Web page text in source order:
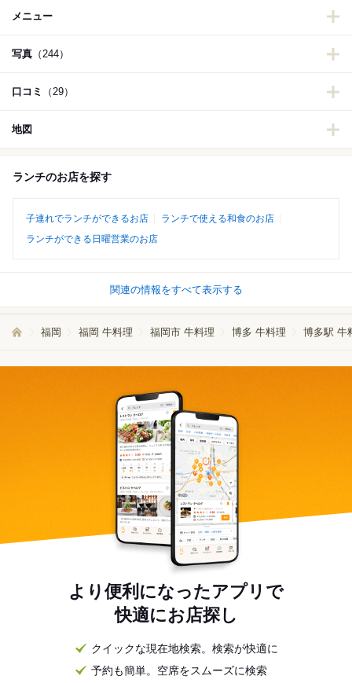
メニュー
写真 （244）
口コミ （29）
地図
ランチのお店を探す
子連れでランチができるお店
ランチで使える和食のお店
ランチができる日曜営業のお店
関連の情報をすべて表示する
福岡 福岡 牛料理 福岡市 牛料理 博多 牛料理 博多駅 牛
より便利になったアプリで
快適にお店探し
クイックな現在地検索。検索が快適に
予約も簡単。空席をスムーズに検索